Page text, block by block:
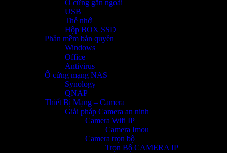
Ổ cứng gắn ngoài
USB
Thẻ nhớ
Hộp BOX SSD
Phần mềm bản quyền
Windows
Office
Antivirus
Ổ cứng mạng NAS
Synology
QNAP
Thiết Bị Mạng – Camera
Giải pháp Camera an ninh
Camera Wifi IP
Camera Imou
Camera trọn bộ
Trọn Bộ CAMERA IP